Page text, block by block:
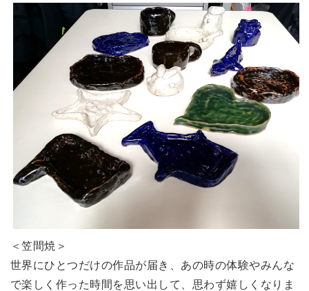
＜笠間焼＞
世界にひとつだけの作品が届き、あの時の体験やみんな
で楽しく作った時間を思い出して、思わず嬉しくなりま